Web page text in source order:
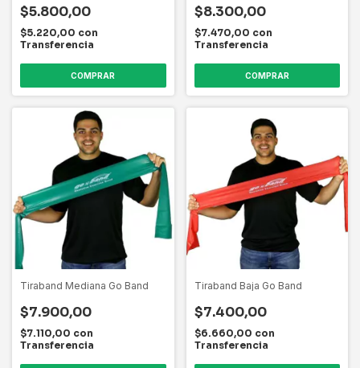
$5.800,00
$5.220,00 con
Transferencia
$8.300,00
$7.470,00 con
Transferencia
Tiraband Mediana Go Band
$7.900,00
$7.110,00 con
Transferencia
Tiraband Baja Go Band
$7.400,00
$6.660,00 con
Transferencia